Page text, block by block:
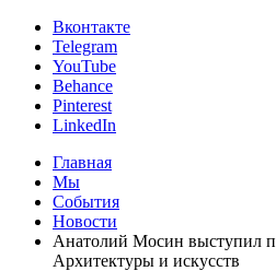
Вконтакте
Telegram
YouTube
Behance
Pinterest
LinkedIn
Главная
Мы
События
Новости
Анатолий Мосин выступил
Архитектуры и искусств